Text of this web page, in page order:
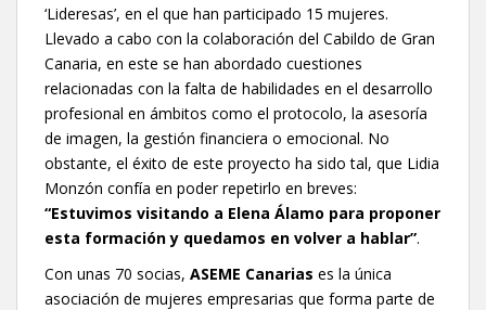
‘Lideresas’, en el que han participado 15 mujeres.
Llevado a cabo con la colaboración del Cabildo de Gran
Canaria, en este se han abordado cuestiones
relacionadas con la falta de habilidades en el desarrollo
profesional en ámbitos como el protocolo, la asesoría
de imagen, la gestión financiera o emocional. No
obstante, el éxito de este proyecto ha sido tal, que Lidia
Monzón confía en poder repetirlo en breves:
“Estuvimos visitando a Elena Álamo para proponer
esta formación y quedamos en volver a hablar”.
Con unas 70 socias, ASEME Canarias es la única
asociación de mujeres empresarias que forma parte de